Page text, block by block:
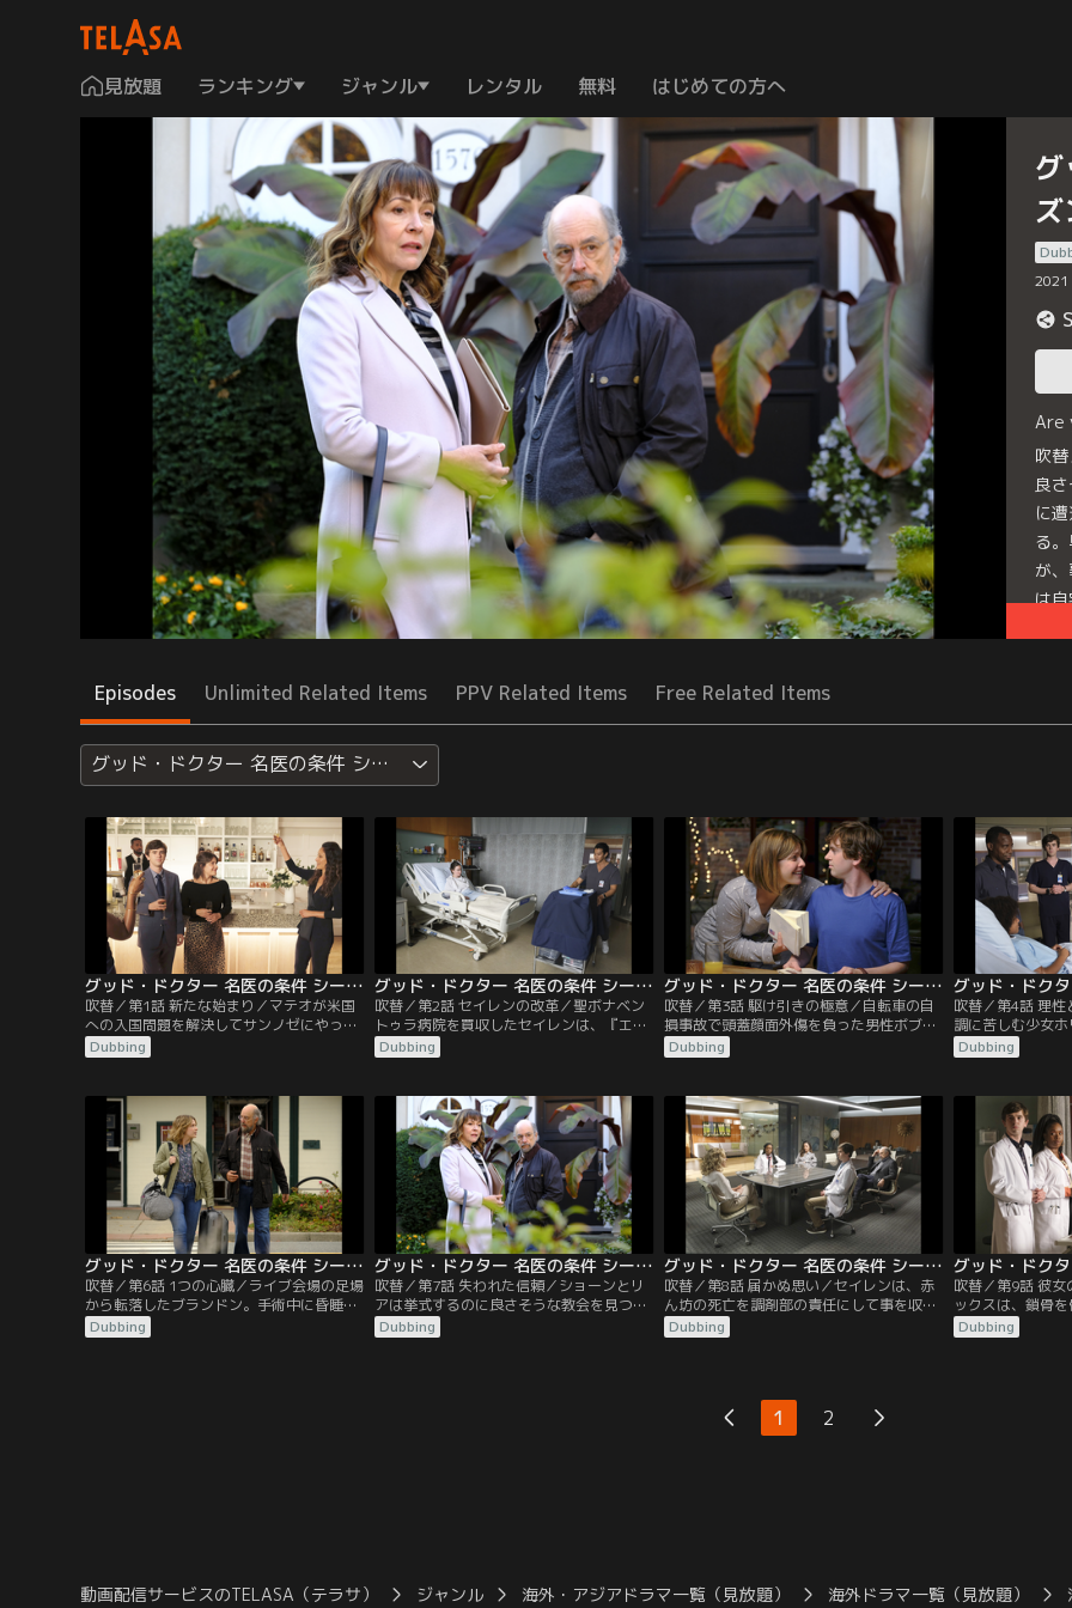
見放題 ランキング ジャンル レンタル 無料 はじめての方へ
2021
Are
吹
良
に
る
が
は
Episodes Unlimited Related Items PPV Related Items Free Related Items
グッド・ドクター 名医の条件 シーズン5
グッド・ドクター 名医の条件 シーズン5 第01話／吹替
吹替／第1話 新たな始まり／マテオが米国
への入国問題を解決してサンノゼにやって
来る。リムは戸惑うが2人は熱々だ。病院
ではモーガンが息切れや頭痛の症状を訴え
症（ADHD）の薬の服用をしばらくやめる
ことになったセイレンは、病院内をうろつ
いて皆を振り回す。一方、リアは結婚式の
準備に余念がないが…。
Dubbing
グッド・ドクター 名医の条件 シーズン5 第02話／吹替
吹替／第2話 セイレンの改革／聖ボナベン
トゥラ病院を買収したセイレンは、『エシ
キュア・ファミリー』方式で改革を行な
う。グラスマンはセイレンに説得され形だ
大会後に体調を崩し、病院で血を吐いた大
学生マデリンがステージ4のメラノーマと
判明。余命わずかのため実母エステルを呼
ぶが、マデリンは彼女に冷たい態度を取
る。
Dubbing
グッド・ドクター 名医の条件 シーズン5 第03話／吹替
吹替／第3話 駆け引きの極意／自転車の自
損事故で頭蓋顔面外傷を負った男性ボブ。
ショーンは3D-CTを用いた手術などが3回
必要だと判断するが、その手術はボブが加
可しない。悩むリムに、ジョーダンが手術
の回数を減らす案を思い付く。一方、アン
ドリュースのチームは、てんかんの発作を
持つジェナを診る。
Dubbing
吹替／第4話 理
調に苦しむ少女
師に腸の炎症と
い父親ウォルト
たため、手術後
は当たっていた
トも治療検討に
るときに指を鳴
Dubbing
グッド・ドクター 名医の条件 シーズン5 第06話／吹替
吹替／第6話 1つの心臓／ライブ会場の足場
から転落したブランドン。手術中に昏睡状
態となり、脳死は避けられない。ドラマー
を目指す彼を受け入れられずに、疎遠にな
Dubbing
グッド・ドクター 名医の条件 シーズン5 第07話／吹替
吹替／第7話 失われた信頼／ショーンとリ
アは挙式するのに良さそうな教会を見つけ
るが、その帰り道で自動車事故現場に遭
遇、26週の妊婦アルマを聖ボナベントゥラ
Dubbing
グッド・ドクター 名医の条件 シーズン5 第08話／吹替
吹替／第8話 届かぬ思い／セイレンは、赤
ん坊の死亡を調剤部の責任にして事を収め
る。薬剤師のフリームスは、利益優先で進
めた結果だとセイレンを責めるが太刀打ち
酒運転の自損事故で足を粉砕骨折したフィ
ルを担当。フラれて泥酔したという彼のも
とに駆け付けた相手の女性は…。
Dubbing
吹替／第9話 彼
ックスは、鎖骨
ジョーは、歌舞
る上に知的障害
Dubbing
1 2
動画配信サービスのTELASA（テラサ） ジャンル 海外・アジアドラマ一覧（見放題） 海外ドラマ一覧（見放題）